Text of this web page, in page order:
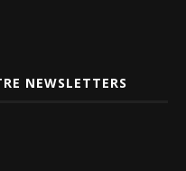
NEWSLETTERS